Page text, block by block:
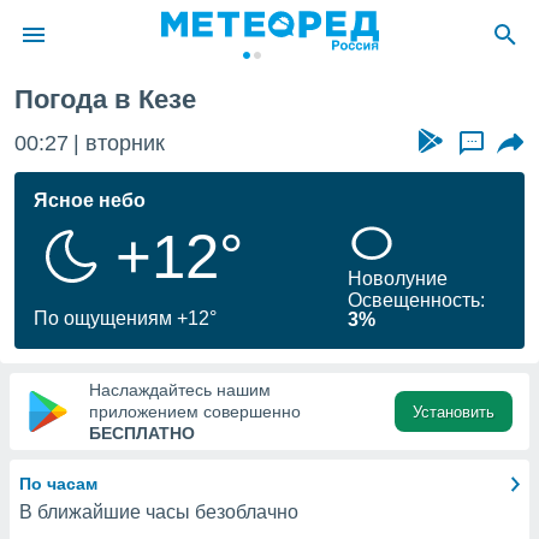
о
Вы можете
к этому
доступ
Погода в Кезе
00:27 вторник ...
Ясное небо
+12°
По ощущениям +12°
Новолуние
Освещенность:
3%
Наслаждайтесь нашим
приложением совершенно
БЕСПЛАТНО
Установить
По часам
В ближайшие часы безоблачно